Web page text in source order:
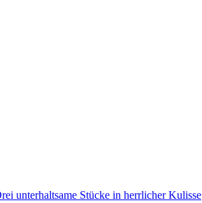
unterhaltsame Stücke in herrlicher Kulisse